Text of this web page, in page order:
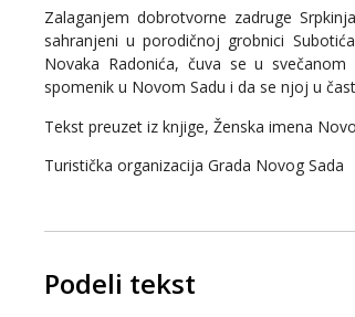
Zalaganjem dobrotvorne zadruge
sahranjeni u porodičnoj grobnici
Novaka Radonića, čuva se u
spomenik u Novom Sadu i da se njoj u
Tekst preuzet iz knjige, Ženska imena
Turistička organizacija Grada Novog Sada
Podeli tekst